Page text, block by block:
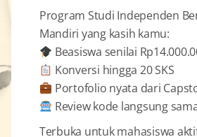
Anak
Adam
Program Studi Independen
Mandiri yang kasih kamu:
Beasiswa senilai
Konversi hingga 20 SKS
Portofolio nyata dari
Review kode langsung
Terbuka untuk mahasiswa